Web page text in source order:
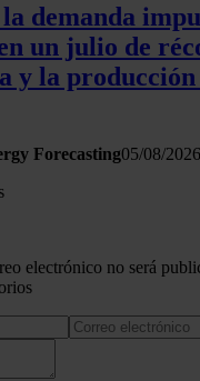
demanda
un julio de
y la
Forecasting05/08/2026
electrónico no será